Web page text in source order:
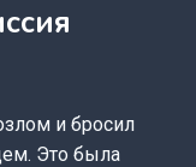
и бросил
Это была